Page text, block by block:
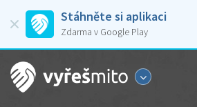
Stáhněte si aplikaci
Zdarma v Google Play